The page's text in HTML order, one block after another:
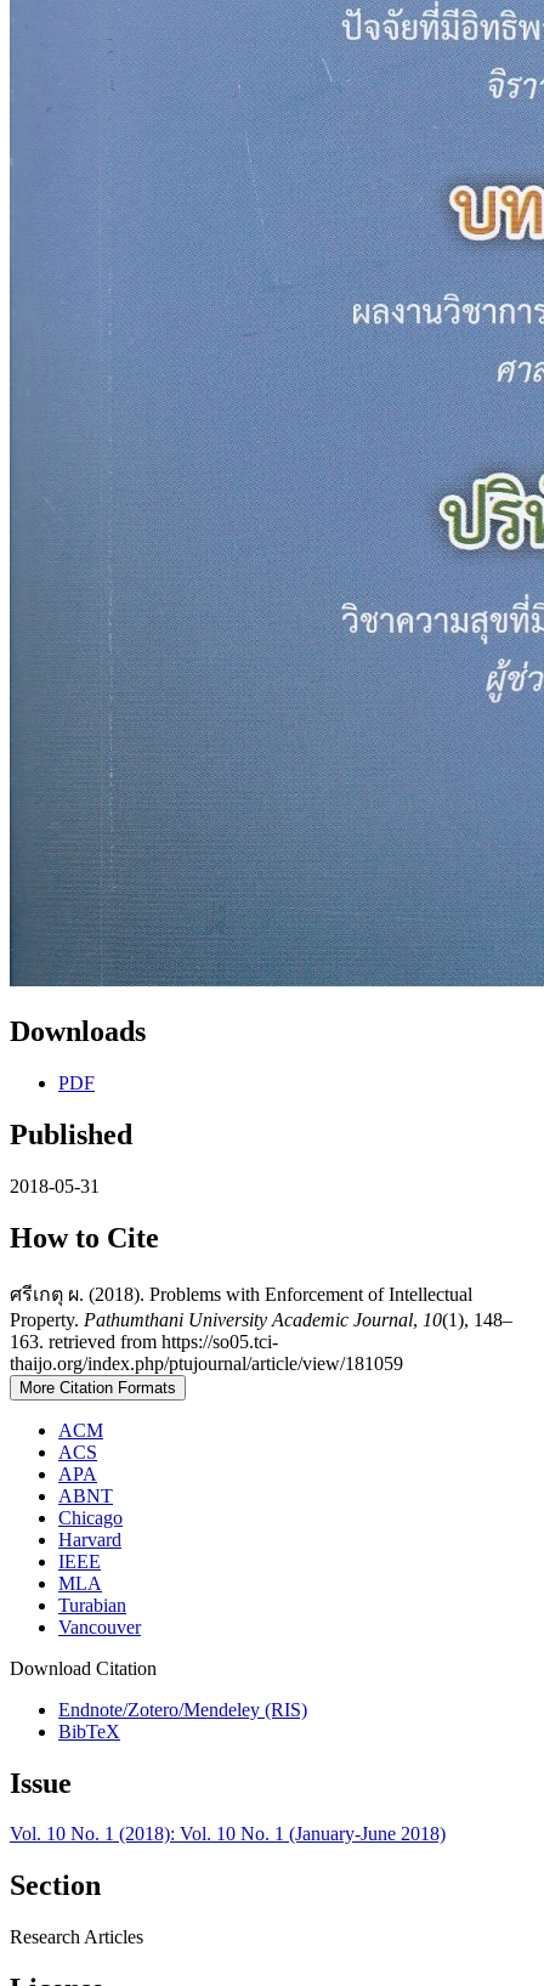
Downloads
PDF
Published
2018-05-31
How to Cite
ศรีเกตุ ผ. (2018). Problems with Enforcement of Intellectual
Property. Pathumthani University Academic Journal, 10(1), 148–
163. retrieved from https://so05.tci-
thaijo.org/index.php/ptujournal/article/view/181059
More Citation Formats
ACM
ACS
APA
ABNT
Chicago
Harvard
IEEE
MLA
Turabian
Vancouver
Download Citation
Endnote/Zotero/Mendeley (RIS)
BibTeX
Issue
Vol. 10 No. 1 (2018): Vol. 10 No. 1 (January-June 2018)
Section
Research Articles